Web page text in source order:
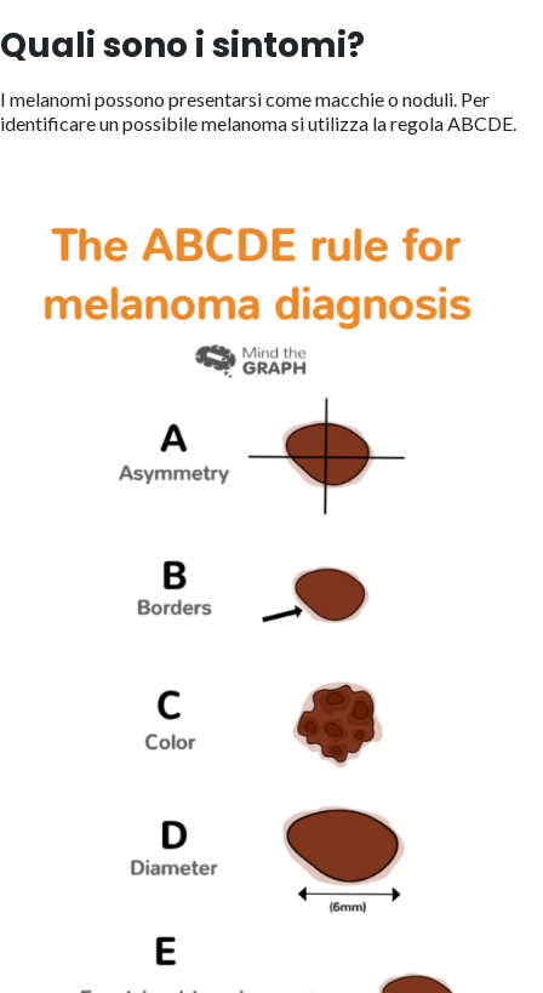
Quali sono i sintomi?
I melanomi possono presentarsi come macchie o noduli. Per
identificare un possibile melanoma si utilizza la regola ABCDE.